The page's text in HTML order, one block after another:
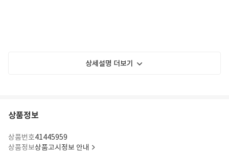
상세설명 더보기
상품정보
상품번호41445959
상품정보상품고시정보 안내